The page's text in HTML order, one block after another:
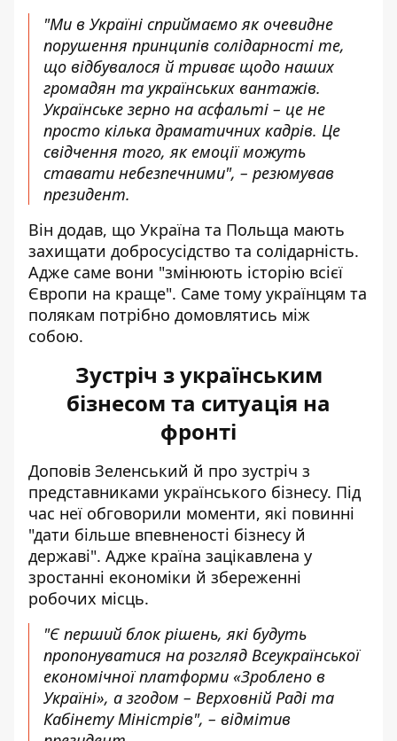
"Ми в Україні сприймаємо як очевидне
порушення принципів солідарності те,
що відбувалося й триває щодо наших
громадян та українських вантажів.
Українське зерно на асфальті – це не
просто кілька драматичних кадрів. Це
свідчення того, як емоції можуть
ставати небезпечними", – резюмував
президент.
Він додав, що Україна та Польща мають
захищати добросусідство та солідарність.
Адже саме вони "змінюють історію всієї
Європи на краще". Саме тому українцям та
полякам потрібно домовлятись між
собою.
Зустріч з українським
бізнесом та ситуація на
фронті
Доповів Зеленський й про зустріч з
представниками українського бізнесу. Під
час неї обговорили моменти, які повинні
"дати більше впевненості бізнесу й
державі". Адже країна зацікавлена у
зростанні економіки й збереженні
робочих місць.
"Є перший блок рішень, які будуть
пропонуватися на розгляд Всеукраїнської
економічної платформи «Зроблено в
Україні», а згодом – Верховній Раді та
Кабінету Міністрів", – відмітив